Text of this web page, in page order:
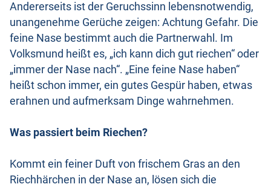
Andererseits ist der Geruchssinn lebensnotwendig,
unangenehme Gerüche zeigen: Achtung Gefahr. Die
feine Nase bestimmt auch die Partnerwahl. Im
Volksmund heißt es, „ich kann dich gut riechen“ oder
„immer der Nase nach“. „Eine feine Nase haben“
heißt schon immer, ein gutes Gespür haben, etwas
erahnen und aufmerksam Dinge wahrnehmen.
Was passiert beim Riechen?
Kommt ein feiner Duft von frischem Gras an den
Riechhärchen in der Nase an, lösen sich die